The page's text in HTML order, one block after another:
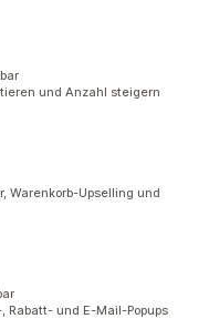
und Anzahl steigern
Warenkorb-Upselling und
Rabatt- und E-Mail-Popups